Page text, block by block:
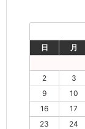
日
月
2
3
9
10
16
17
23
24